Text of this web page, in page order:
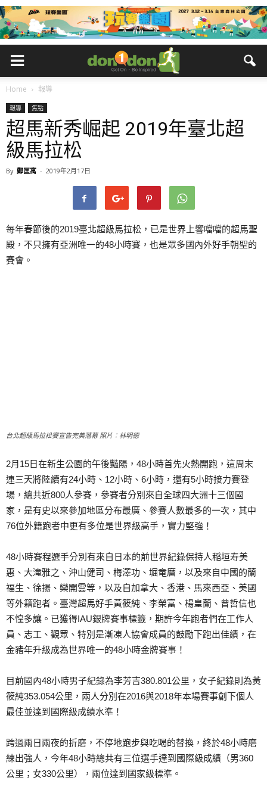
Home 報導
報導 焦點
超馬新秀崛起 2019年臺北超
級馬拉松
By 鄭匡寓 - 2019年2月17日
每年春節後的2019臺北超級馬拉松，已是世界上響噹噹的超馬聖
殿，不只擁有亞洲唯一的48小時賽，也是眾多國內外好手朝聖的
賽會。
台北超級馬拉松賽宣告完美落幕 照片：林明德
2月15日在新生公園的午後豔陽，48小時首先火熱開跑，這周末
連三天將陸續有24小時、12小時、6小時，還有5小時接力賽登
場，總共近800人參賽，參賽者分別來自全球四大洲十三個國
家，是有史以來參加地區分布最廣、參賽人數最多的一次，其中
76位外籍跑者中更有多位是世界級高手，實力堅強！
48小時賽程選手分別有來自日本的前世界紀錄保持人稲垣寿美
惠、大滝雅之、沖山健司、梅澤功、堀竜麿，以及來自中國的蘭
福生、徐揚、欒開雲等，以及自加拿大、香港、馬來西亞、美國
等外籍跑者。臺灣超馬好手黃筱純、李榮富、楊皇蘭、曾哲信也
不惶多讓。已獲得IAU銀牌賽事標籤，期許今年跑者們在工作人
員、志工、觀眾、特別是漸凍人協會成員的鼓勵下跑出佳績，在
金豬年升級成為世界唯一的48小時金牌賽事！
目前國內48小時男子紀錄為李芳吉380.801公里，女子紀錄則為黃
筱純353.054公里，兩人分別在2016與2018年本場賽事創下個人
最佳並達到國際級成績水準！
跨過兩日兩夜的折磨，不停地跑步與吃喝的替換，終於48小時磨
練出強人，今年48小時總共有三位選手達到國際級成績（男360
公里；女330公里），兩位達到國家級標準。